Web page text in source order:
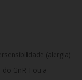
(alergia)
GnRH ou a